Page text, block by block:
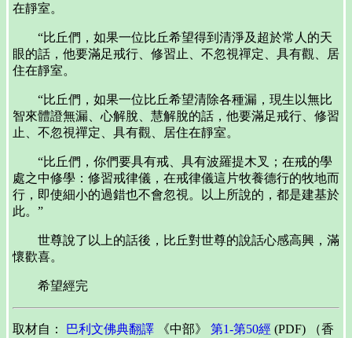
在靜室。
“比丘們，如果一位比丘希望得到清淨及超於常人的天
眼的話，他要滿足戒行、修習止、不忽視禪定、具有觀、居
住在靜室。
“比丘們，如果一位比丘希望清除各種漏，現生以無比
智來體證無漏、心解脫、慧解脫的話，他要滿足戒行、修習
止、不忽視禪定、具有觀、居住在靜室。
“比丘們，你們要具有戒、具有波羅提木叉；在戒的學
處之中修學：修習戒律儀，在戒律儀這片牧養德行的牧地而
行，即使細小的過錯也不會忽視。以上所說的，都是建基於
此。”
世尊說了以上的話後，比丘對世尊的說話心感高興，滿
懷歡喜。
希望經完
取材自： 巴利文佛典翻譯 《中部》 第1-第50經 (PDF) （香